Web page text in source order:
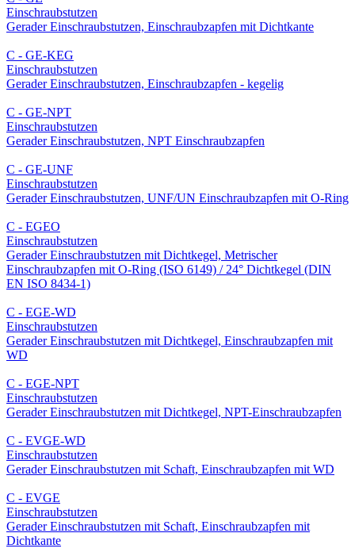
Einschraub­stutzen
Gerader Einschraubstutzen, Einschraubzapfen mit Dichtkante
C - GE-KEG
Einschraub­stutzen
Gerader Einschraubstutzen, Einschraubzapfen - kegelig
C - GE-NPT
Einschraub­stutzen
Gerader Einschraubstutzen, NPT Einschraubzapfen
C - GE-UNF
Einschraub­stutzen
Gerader Einschraubstutzen, UNF/UN Einschraubzapfen mit O-Ring
C - EGEO
Einschraub­stutzen
Gerader Einschraubstutzen mit Dichtkegel, Metrischer
Einschraubzapfen mit O-Ring (ISO 6149) / 24° Dichtkegel (DIN
EN ISO 8434-1)
C - EGE-WD
Einschraub­stutzen
Gerader Einschraubstutzen mit Dichtkegel, Einschraubzapfen mit
WD
C - EGE-NPT
Einschraub­stutzen
Gerader Einschraubstutzen mit Dichtkegel, NPT-Einschraubzapfen
C - EVGE-WD
Einschraub­stutzen
Gerader Einschraubstutzen mit Schaft, Einschraubzapfen mit WD
C - EVGE
Einschraub­stutzen
Gerader Einschraubstutzen mit Schaft, Einschraubzapfen mit
Dichtkante